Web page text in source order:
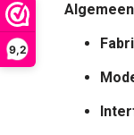
9,2
Algemeen